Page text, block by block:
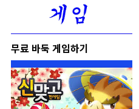
무료 바둑 게임하기